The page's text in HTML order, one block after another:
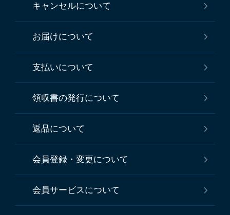
キャンセルについて
お届けについて
支払いについて
領収書の発行について
返品について
会員登録・変更について
会員サービスについて